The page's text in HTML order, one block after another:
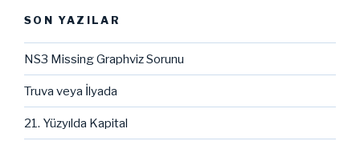
SON YAZILAR
NS3 Missing Graphviz Sorunu
Truva veya İlyada
21. Yüzyılda Kapital